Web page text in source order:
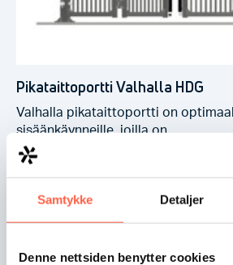
Samtykke Detaljer
Denne nettsiden benytter cookies
Pikataittoportti Valhalla HDG
Valhalla pikataittoportti on
sisäänkäynneille, joilla on…